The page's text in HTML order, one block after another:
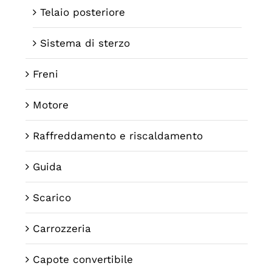
Telaio posteriore
Sistema di sterzo
Freni
Motore
Raffreddamento e riscaldamento
Guida
Scarico
Carrozzeria
Capote convertibile